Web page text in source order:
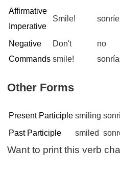
Affirmative
Imperative
Smile! sonríe
Negative
Commands
Don't
smile!
no
Other Forms
Present Participle smiling
Past Participle
smiled
Want to print this verb